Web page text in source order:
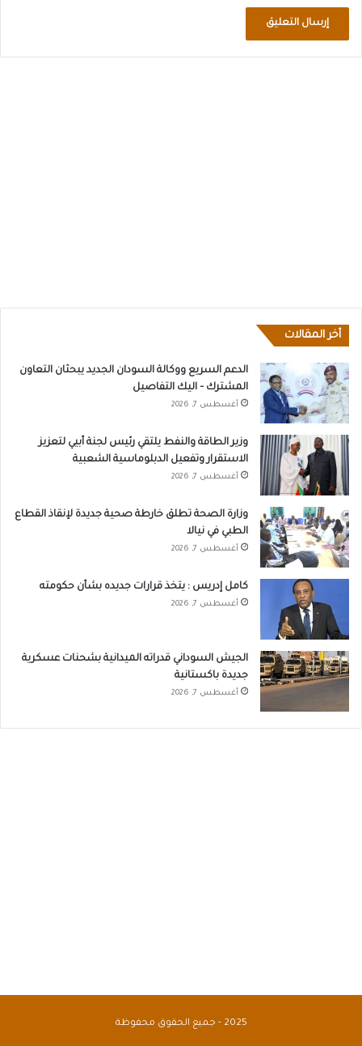
أخر المقالات
الدعم السريع ووكالة السودان الجديد يبحثان التعاون
المشترك – اليك التفاصيل
أغسطس 7, 2026
وزير الطاقة والنفط يلتقي رئيس لجنة أبيي لتعزيز
الاستقرار وتفعيل الدبلوماسية الشعبية
أغسطس 7, 2026
وزارة الصحة تطلق خارطة صحية جديدة لإنقاذ القطاع
الطبي في نيالا
أغسطس 7, 2026
كامل إدريس : يتخذ قرارات جديده بشأن حكومته
أغسطس 7, 2026
الجيش السوداني قدراته الميدانية بشحنات عسكرية
جديدة باكستانية
أغسطس 7, 2026
2025 - جميع الحقوق محفوظة